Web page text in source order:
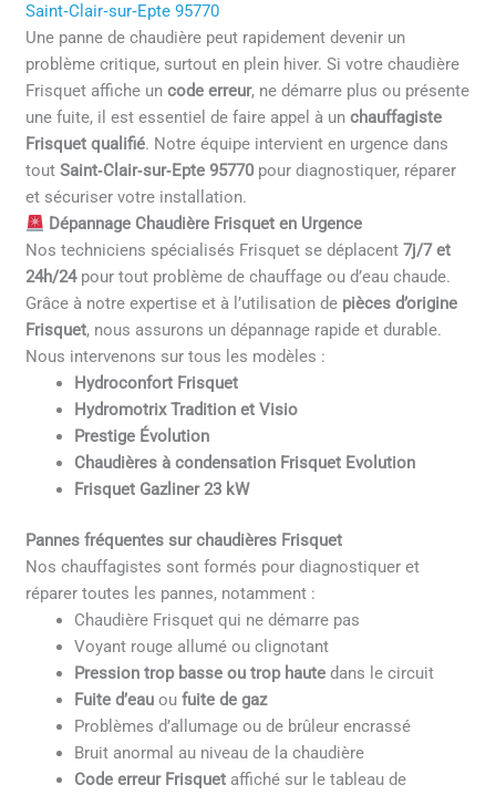
Saint‑Clair‑sur‑Epte 95770
Une panne de chaudière peut rapidement devenir un
problème critique, surtout en plein hiver. Si votre chaudière
Frisquet affiche uncode erreur, ne démarre plus ou présente
une fuite, il est essentiel de faire appel à unchauffagiste
Frisquet qualifié. Notre équipe intervient en urgence dans
toutSaint‑Clair‑sur‑Epte 95770 pour diagnostiquer, réparer
et sécuriser votre installation.
Dépannage Chaudière Frisquet en Urgence
Nos techniciens spécialisés Frisquet se déplacent7j/7 et
24h/24pour tout problème de chauffage ou d’eau chaude.
Grâce à notre expertise et à l’utilisation de pièces d’origine
Frisquet, nous assurons un dépannage rapide et durable.
Nous intervenons sur tous les modèles :
Hydroconfort Frisquet
Hydromotrix Tradition et Visio
Prestige Évolution
Chaudières à condensation Frisquet Evolution
Frisquet Gazliner 23 kW
Pannes fréquentes sur chaudières Frisquet
Nos chauffagistes sont formés pour diagnostiquer et
réparer toutes les pannes, notamment :
Chaudière Frisquet qui ne démarre pas
Voyant rouge allumé ou clignotant
Pression trop basse ou trop haute dans le circuit
Fuite d’eau oufuite de gaz
Problèmes d’allumage ou de brûleur encrassé
Bruit anormal au niveau de la chaudière
Code erreur Frisquet affiché sur le tableau de